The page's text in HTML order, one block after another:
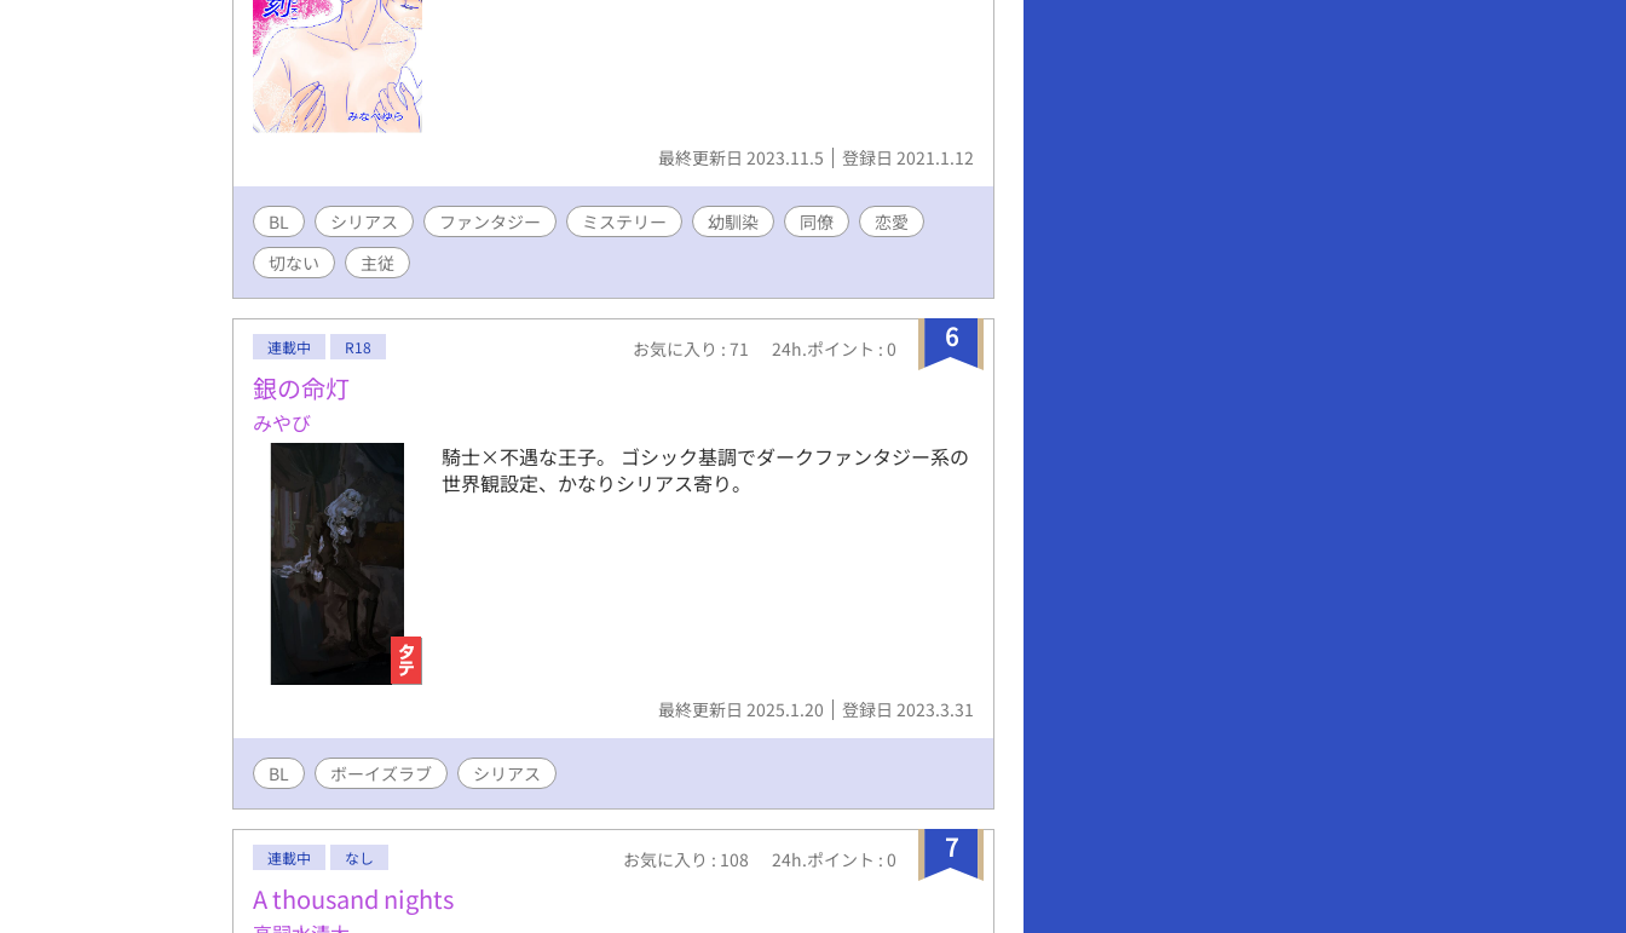
最終更新日 2023.11.5 登録日 2021.1.12
BL シリアス ファンタジー ミステリー 幼馴染 同僚
恋愛
切ない
主従
6
連載中 R18 お気に入り : 71 24h.ポイント : 0
銀の命灯
みやび
騎士×不遇な王子。 ゴシック基調でダークファンタジー系の
世界観設定、かなりシリアス寄り。
最終更新日 2025.1.20 登録日 2023.3.31
BL ボーイズラブ シリアス
7
連載中 なし お気に入り : 108 24h.ポイント : 0
A thousand nights